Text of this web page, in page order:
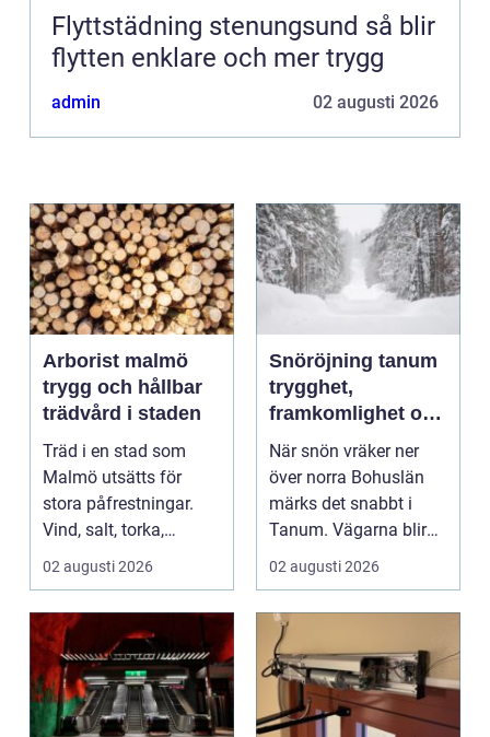
Flyttstädning stenungsund så blir
flytten enklare och mer trygg
admin 02 augusti 2026
Arborist malmö
trygg och hållbar
trädvård i staden
Träd i en stad som
Malmö utsätts för
stora påfrestningar.
Vind, salt, torka,
markarbeten och
byggpro...
02 augusti 2026
Snöröjning tanum
trygghet,
framkomlighet och
mindre stress i
vintern
När snön vräker ner
över norra Bohuslän
märks det snabbt i
Tanum. Vägarna blir
smalare, parkeringar ...
02 augusti 2026